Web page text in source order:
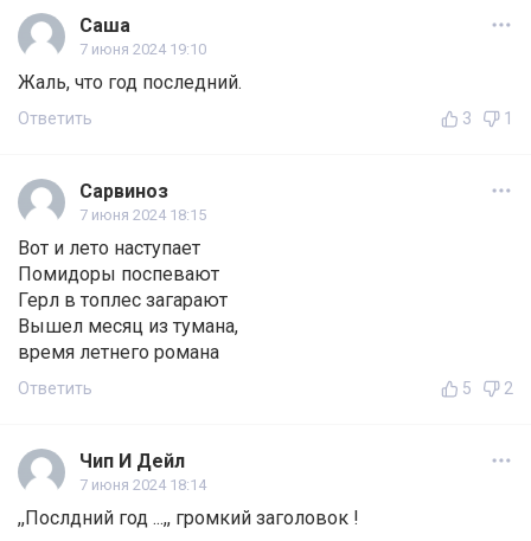
Саша
7 июня 2024 19:10
Жаль, что год последний.
Ответить 3 1
Сарвиноз
7 июня 2024 18:15
Вот и лето наступает
Помидоры поспевают
Герл в топлес загарают
Вышел месяц из тумана,
время летнего романа
Ответить 5 2
Чип И Дейл
7 июня 2024 18:14
,,Послдний год ...,, громкий заголовок !